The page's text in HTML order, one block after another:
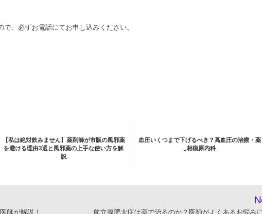
、必ずお電話にてお申し込みください。
【私は絶対飲みません】薬剤師が市販の風邪薬
を避ける理由3選と風邪薬の上手な使い方を解
説
血圧いくつまで下げるべき？高血圧の治療・薬
_相模原内科
師が解説！ 前立腺肥大症は薬で治るのか？医師がよくあるお悩み